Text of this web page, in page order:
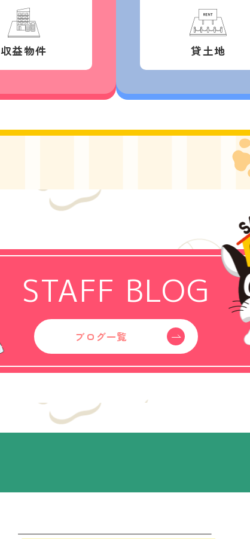
収益物件 貸土地
STAFF BLOG
ブログ一覧